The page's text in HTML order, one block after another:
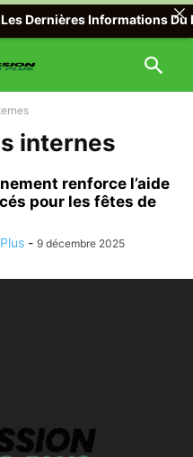
internes
renforce l’aide
pour les fêtes de
- 9 décembre 2025
Dernières Informations